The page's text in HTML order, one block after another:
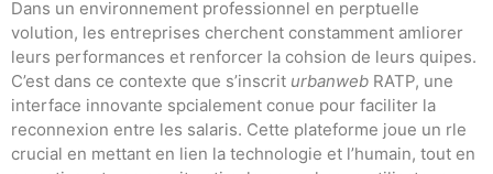
Dans un environnement professionnel en perptuelle
volution, les entreprises cherchent constamment amliorer
leurs performances et renforcer la cohsion de leurs quipes.
C’est dans ce contexte que s’inscrit urbanweb RATP, une
interface innovante spcialement conue pour faciliter la
reconnexion entre les salaris. Cette plateforme joue un rle
crucial en mettant en lien la technologie et l’humain, tout en